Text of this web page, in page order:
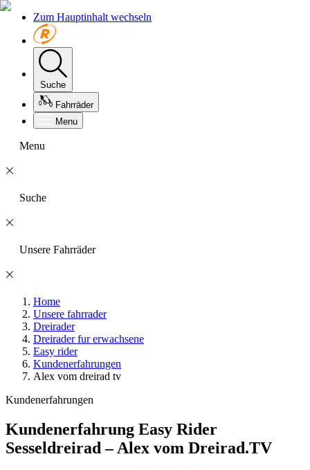
Zum Hauptinhalt wechseln
Suche
Fahrräder
Menu
Menu
Suche
Unsere Fahrräder
Home
Unsere fahrrader
Dreirader
Dreirader fur erwachsene
Easy rider
Kundenerfahrungen
Alex vom dreirad tv
Kundenerfahrungen
Kundenerfahrung Easy Rider
Sesseldreirad – Alex vom Dreirad.TV